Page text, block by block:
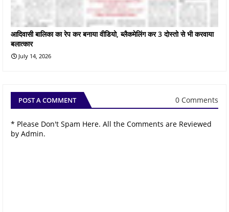
आदिवासी बालिका का रेप कर बनाया वीडियो, ब्लैकमेलिंग कर 3 दोस्तो से भी करवाया
बलात्कार
July 14, 2026
POST A COMMENT 0 Comments
* Please Don't Spam Here. All the Comments are Reviewed
by Admin.